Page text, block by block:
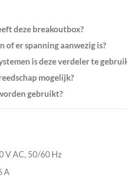
deze breakoutbox?
of er spanning aanwezig is?
is deze verdeler te
mogelijk?
gebruikt?
V AC, 50/60 Hz
A